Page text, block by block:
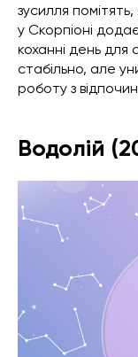
зусилля
у Скорпіоні
коханні день для
стабільно, але
роботу з
Водолій